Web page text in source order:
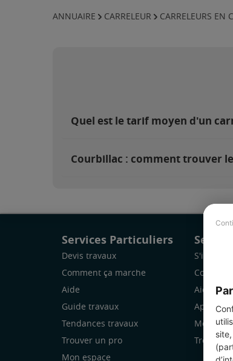
ANNUAIRE CARRELEUR CARRELEURS EN
Quel est le tarif moyen d'un
Courbillac : comment trouver
Services Particuliers
Devis travaux
Comment ça marche
Aide
Guide travaux
Tendances travaux
Trouver un pro
Mon espace
S'inscrire
Aide
Mon
Trouver